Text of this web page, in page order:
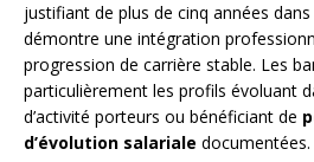
justifiant de plus de cinq années
démontre une intégration
progression de carrière stable. Les
particulièrement les profils évoluant
d’activité porteurs ou bénéficiant de
d’évolution salariale documentées.